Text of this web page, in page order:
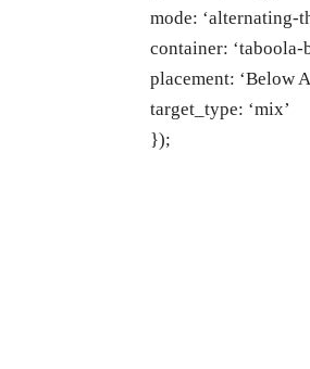
mode: ‘alternating-
container:
placement: ‘Below
target_type: ‘mix’
});